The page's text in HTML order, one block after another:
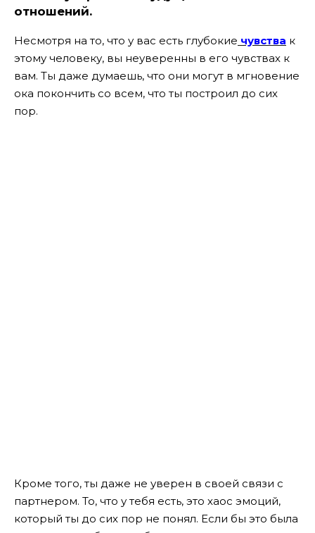
отношений.
Несмотря на то, что у вас есть глубокие чувства к
этому человеку, вы неуверенны в его чувствах к
вам. Ты даже думаешь, что они могут в мгновение
ока покончить со всем, что ты построил до сих
пор.
Кроме того, ты даже не уверен в своей связи с
партнером. То, что у тебя есть, это хаос эмоций,
который ты до сих пор не понял. Если бы это была